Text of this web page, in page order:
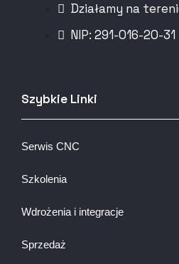
Działamy na
NIP: 291-016-20-31​
Szybkie Linki
Serwis CNC
Szkolenia
Wdrożenia i integracje
Sprzedaż